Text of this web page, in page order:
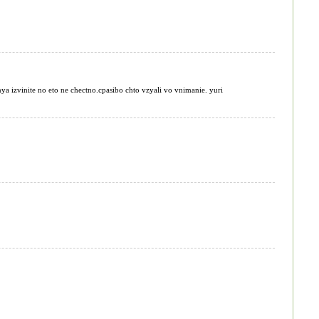
izvinite no eto ne chectno.cpasibo chto vzyali vo vnimanie. yuri